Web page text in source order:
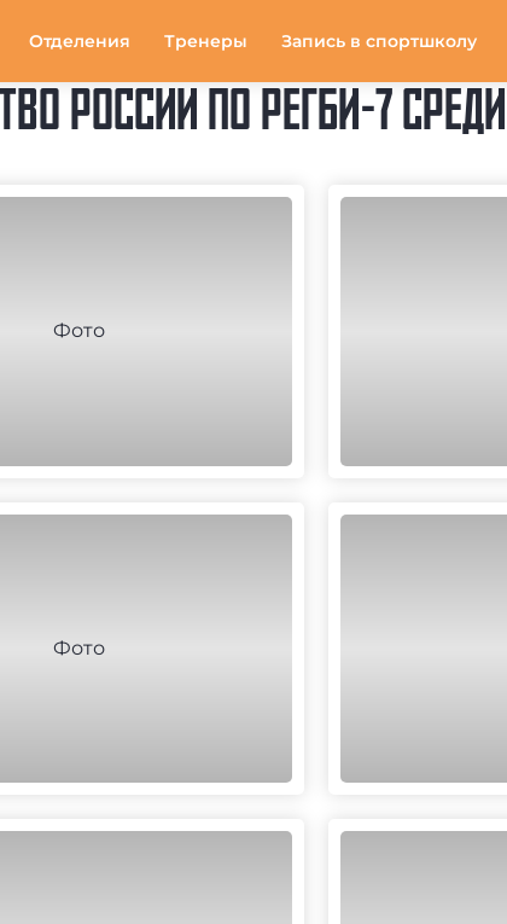
Отделения Тренеры Запись в спортшколу
РОССИИ ПО РЕГБИ-7